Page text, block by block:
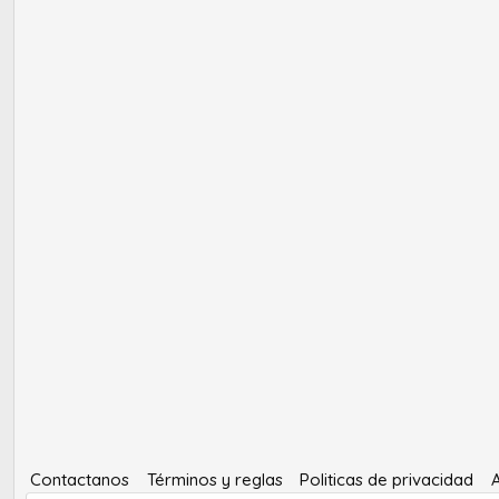
Contactanos Términos y reglas Politicas de privacidad